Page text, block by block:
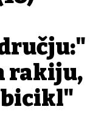
rakiju,